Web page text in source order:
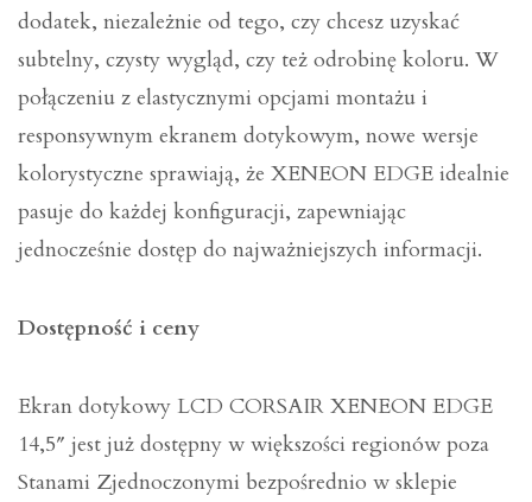
dodatek, niezależnie od tego, czy chcesz uzyskać
subtelny, czysty wygląd, czy też odrobinę koloru. W
połączeniu z elastycznymi opcjami montażu i
responsywnym ekranem dotykowym, nowe wersje
kolorystyczne sprawiają, że XENEON EDGE idealnie
pasuje do każdej konfiguracji, zapewniając
jednocześnie dostęp do najważniejszych informacji.
Dostępność i ceny
Ekran dotykowy LCD CORSAIR XENEON EDGE
14,5″ jest już dostępny w większości regionów poza
Stanami Zjednoczonymi bezpośrednio w sklepie